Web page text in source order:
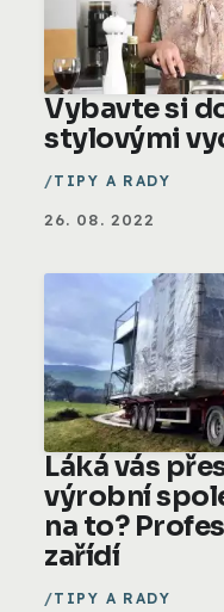
Vybavte si
stylovými
TIPY A RADY
26. 08. 2022
Láká vás
výrobní
na to?
zařídí
TIPY A RADY